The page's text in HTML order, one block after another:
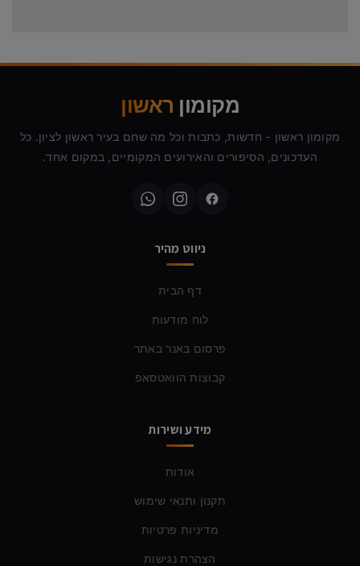
מקומון ראשון
מקומון ראשון - חדשות, כתבות וכל מה שחם בעיר ראשון לציון. כל
העדכונים, הסיפורים והאירועים המקומיים, במקום אחד.
ניווט מהיר
דף הבית
לוח מודעות
פרסום באנר באתר
קבוצות הוואטסאפ
מידע ושירות
אודות
תקנון ותנאי שימוש
מדיניות פרטיות
הצהרת נגישות